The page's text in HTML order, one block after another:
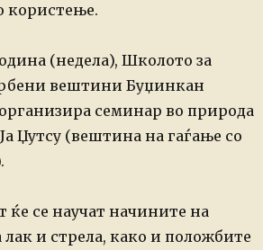
користење.
(недела), Школото за
вештини Буџинкан
семинар во природа
Џутсу(вештина на гаѓање со
ќе се научат начините на
лак и стрела, како и положбите